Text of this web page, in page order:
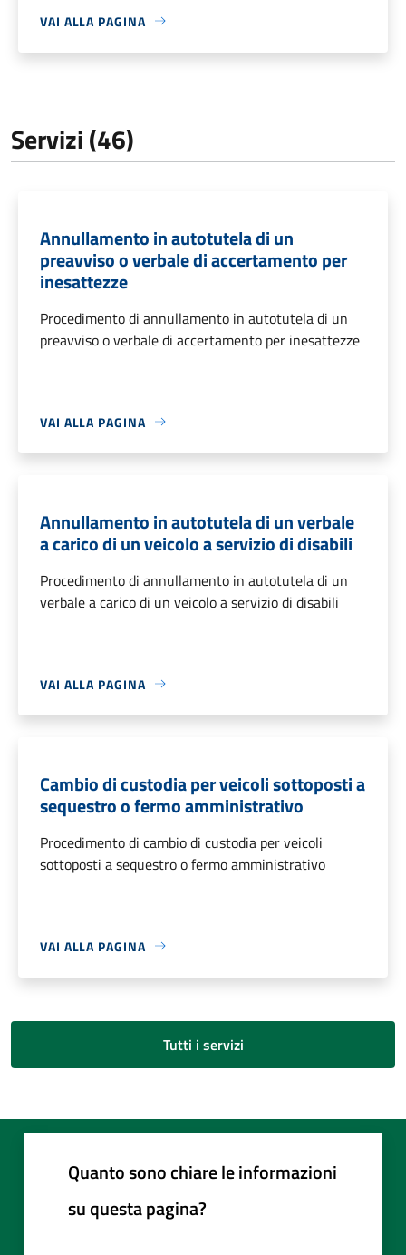
VAI ALLA PAGINA
Servizi (46)
Annullamento in autotutela di un
preavviso o verbale di accertamento per
inesattezze
Procedimento di annullamento in autotutela di un
preavviso o verbale di accertamento per inesattezze
VAI ALLA PAGINA
Annullamento in autotutela di un verbale
a carico di un veicolo a servizio di disabili
Procedimento di annullamento in autotutela di un
verbale a carico di un veicolo a servizio di disabili
VAI ALLA PAGINA
Cambio di custodia per veicoli sottoposti a
sequestro o fermo amministrativo
Procedimento di cambio di custodia per veicoli
sottoposti a sequestro o fermo amministrativo
VAI ALLA PAGINA
Tutti i servizi
Quanto sono chiare le informazioni
su questa pagina?